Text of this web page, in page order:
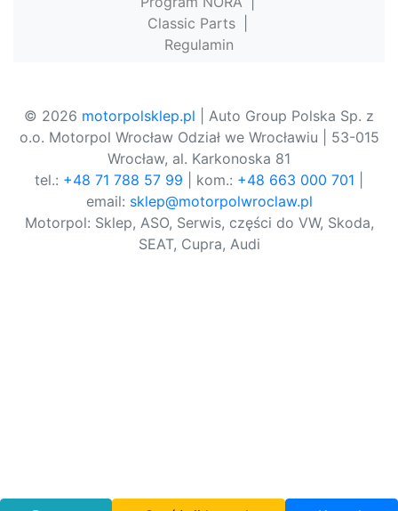
Classic Parts
Regulamin
© 2026 motorpolsklep.pl | Auto Group Polska Sp. z
o.o. Motorpol Wrocław Odział we Wrocławiu | 53-015
Wrocław, al. Karkonoska 81
tel.: +48 71 788 57 99 | kom.: +48 663 000 701
email: sklep@motorpolwroclaw.pl
Motorpol: Sklep, ASO, Serwis, części do VW, Skoda,
SEAT, Cupra, Audi